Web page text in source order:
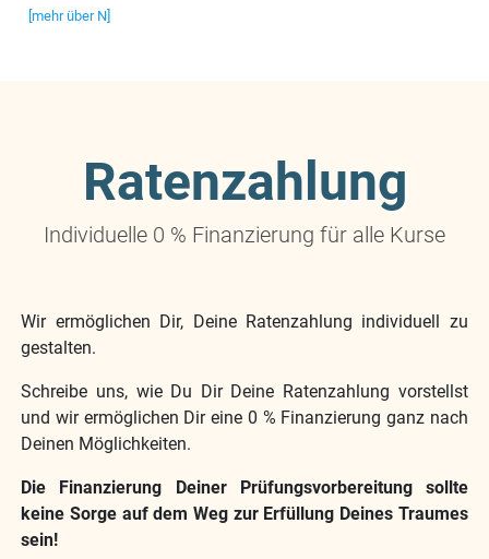
[mehr über N]
Ratenzahlung
Individuelle 0 % Finanzierung für alle Kurse
Wir ermöglichen Dir, Deine Ratenzahlung individuell zu
gestalten.
Schreibe uns, wie Du Dir Deine Ratenzahlung vorstellst
und wir ermöglichen Dir eine 0 % Finanzierung ganz nach
Deinen Möglichkeiten.
Die Finanzierung Deiner Prüfungsvorbereitung sollte
keine Sorge auf dem Weg zur Erfüllung Deines Traumes
sein!